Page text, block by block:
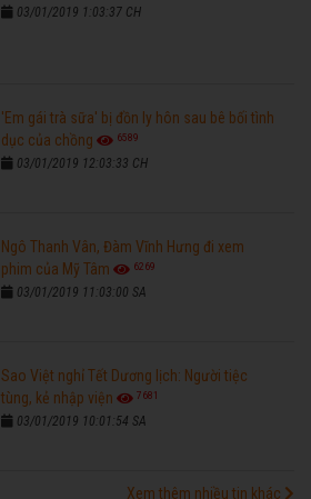
03/01/2019 1:03:37 CH
'Em gái trà sữa' bị đồn ly hôn sau bê bối tình
dục của chồng
6589
03/01/2019 12:03:33 CH
Ngô Thanh Vân, Đàm Vĩnh Hưng đi xem
phim của Mỹ Tâm
6269
03/01/2019 11:03:00 SA
Sao Việt nghỉ Tết Dương lịch: Người tiệc
tùng, kẻ nhập viện
7681
03/01/2019 10:01:54 SA
Xem thêm nhiều tin khác